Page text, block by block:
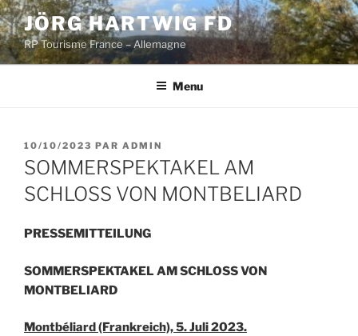
Aller
au
contenu
principal
JÖRG HARTWIG FD
RP Tourisme France – Allemagne
Menu
PUBLIÉ
LE
10/10/2023 PAR ADMIN
SOMMERSPEKTAKEL AM
SCHLOSS VON MONTBELIARD
PRESSEMITTEILUNG
SOMMERSPEKTAKEL AM SCHLOSS VON
MONTBELIARD
Montbéliard (Frankreich), 5. Juli 2023.